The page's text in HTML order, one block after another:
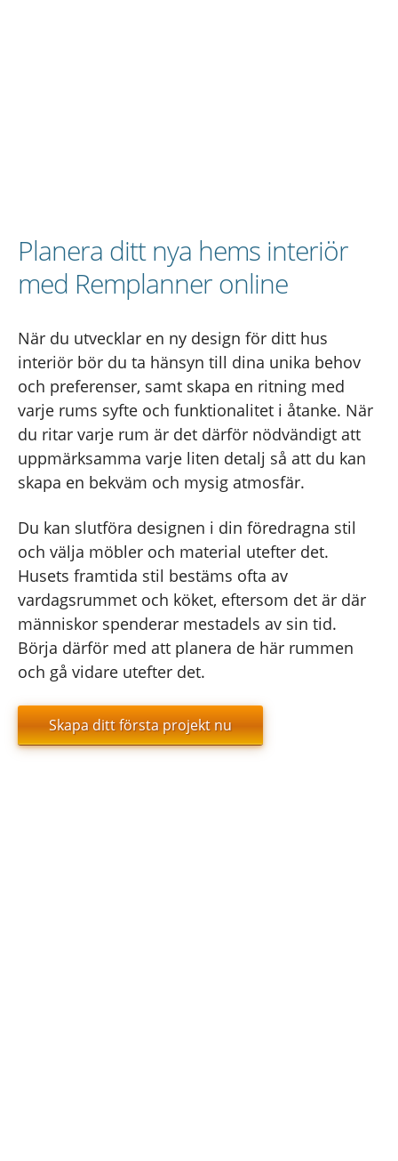
Planera ditt nya hems interiör
med Remplanner online
När du utvecklar en ny design för ditt hus
interiör bör du ta hänsyn till dina unika behov
och preferenser, samt skapa en ritning med
varje rums syfte och funktionalitet i åtanke. När
du ritar varje rum är det därför nödvändigt att
uppmärksamma varje liten detalj så att du kan
skapa en bekväm och mysig atmosfär.
Du kan slutföra designen i din föredragna stil
och välja möbler och material utefter det.
Husets framtida stil bestäms ofta av
vardagsrummet och köket, eftersom det är där
människor spenderar mestadels av sin tid.
Börja därför med att planera de här rummen
och gå vidare utefter det.
Skapa ditt första projekt nu